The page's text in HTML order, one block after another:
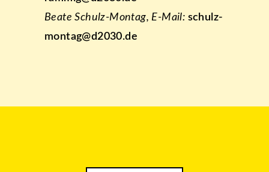
Beate Schulz-Montag, E-Mail: schulz-
montag@d2030.de